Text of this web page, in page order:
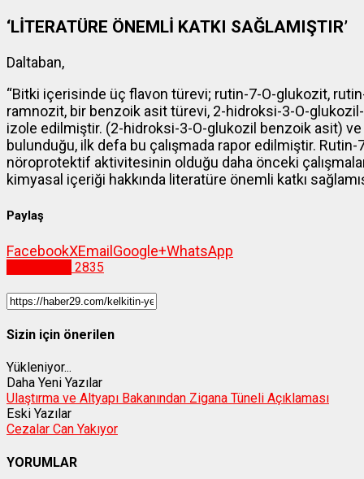
‘LİTERATÜRE ÖNEMLİ KATKI SAĞLAMIŞTIR’
Daltaban,
“Bitki içerisinde üç flavon türevi; rutin-7-O-glukozit,
ramnozit, bir benzoik asit türevi, 2-hidroksi-3-O-
izole edilmiştir. (2-hidroksi-3-O-glukozil benzoik asit)
bulunduğu, ilk defa bu çalışmada rapor edilmiştir.
nöroprotektif aktivitesinin olduğu daha önceki
kimyasal içeriği hakkında literatüre önemli katkı
Paylaş
FacebookXEmail Google+WhatsApp
2835
Sizin için önerilen
Yükleniyor...
Daha Yeni Yazılar
Ulaştırma ve Altyapı Bakanından Zigana Tüneli Açıklaması
Eski Yazılar
Cezalar Can Yakıyor
YORUMLAR